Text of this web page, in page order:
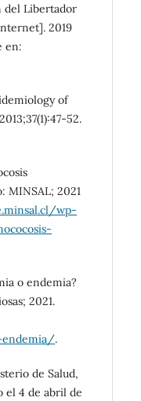
del Libertador
2019
en:
of
52.
MINSAL; 2021
wp-
o endemia?
2021.
endemia/.
de Salud,
el 4 de abril de